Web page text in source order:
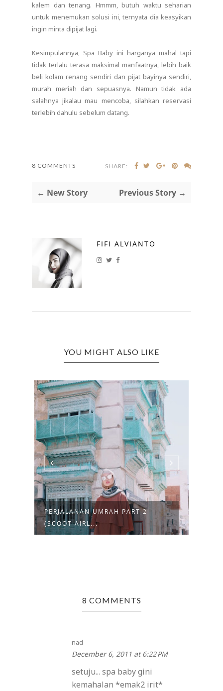
kalem dan tenang. Hmmm, butuh waktu seharian
untuk menemukan solusi ini, ternyata dia keasyikan
ingin minta dipijat lagi.
Kesimpulannya, Spa Baby ini harganya mahal tapi
tidak terlalu terasa maksimal manfaatnya, lebih baik
beli kolam renang sendiri dan pijat bayinya sendiri,
murah meriah dan sepuasnya. Namun tidak ada
salahnya jikalau mau mencoba, silahkan reservasi
terlebih dahulu sebelum datang.
8 COMMENTS SHARE:
← New Story Previous Story →
FIFI ALVIANTO
YOU MIGHT ALSO LIKE
PERJALANAN UMRAH PART 2
(SCOOT AIRL...
8 COMMENTS
nad
December 6, 2011 at 6:22 PM
setuju... spa baby gini
kemahalan *emak2 irit*